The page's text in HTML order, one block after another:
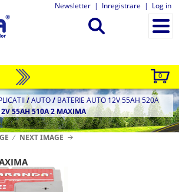
Newsletter | Inregistrare | Log in
0
/AUTO/ BATERIE AUTO 12V 55AH 520A
55AH 510A 2 MAXIMA
NEXT IMAGE